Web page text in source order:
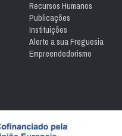
Recursos Humanos
Publicações
Instituições
Alerte a sua Freguesia
Empreendedorismo